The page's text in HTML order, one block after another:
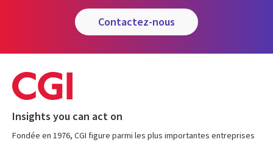
contactez-nous
Insights you can act on
Fondée en 1976, CGI figure parmi les plus importantes entreprises